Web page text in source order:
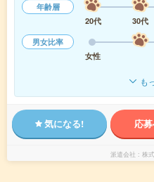
年齢層
20代
30代
男女比率
女性
も
気になる! 応
派遣会社 株